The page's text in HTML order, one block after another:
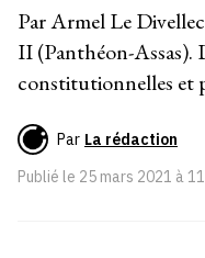
Par Armel Le
II (Panthéon-
constitutionnelles et
Par La rédaction
Publié le 25 mars 2021 à